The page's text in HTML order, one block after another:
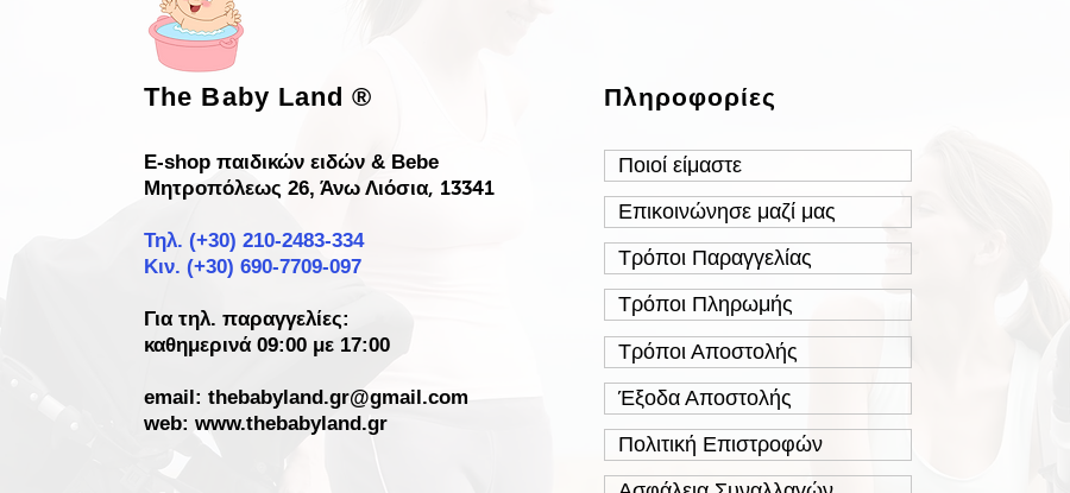
The Baby Land®
E-shop παιδικών ειδών & Bebe
Μητροπόλεως 26, Άνω Λιόσια, 13341
Τηλ. (+30)210-2483-334
Κιν. (+30) 690-7709-097
Για τηλ. παραγγελίες:
καθημερινά 09:00 με 17:00
email:thebabyland.gr@gmail.com
web: www.thebabyland.gr
Πληροφορίες
Ποιοί είμαστε
Επικοινώνησε μαζί μας
Τρόποι Παραγγελίας
Τρόποι Πληρωμής
Τρόποι Αποστολής
Έξοδα Αποστολής
Πολιτική Επιστροφών